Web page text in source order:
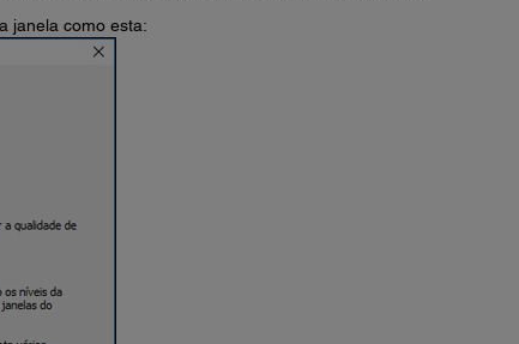
janela como esta: